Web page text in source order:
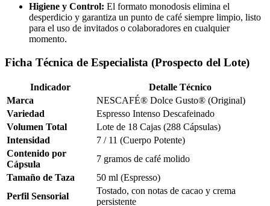
Higiene y Control: El formato monodosis elimina el
desperdicio y garantiza un punto de café siempre limpio, listo
para el uso de invitados o colaboradores en cualquier
momento.
Ficha Técnica de Especialista (Prospecto del Lote)
Indicador
Detalle Técnico
Marca
NESCAFÉ® Dolce Gusto® (Original)
Variedad
Espresso Intenso Descafeinado
Volumen Total
Lote de 18 Cajas (288 Cápsulas)
Intensidad
7 / 11 (Cuerpo Potente)
Contenido por
Cápsula
7 gramos de café molido
Tamaño de Taza
50 ml (Espresso)
Perfil Sensorial
Tostado, con notas de cacao y crema
persistente